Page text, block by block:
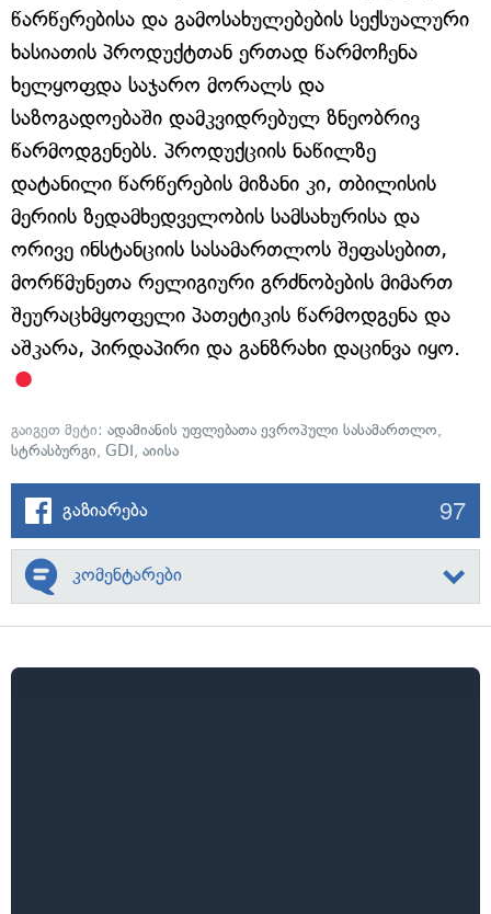
წარწერებისა და გამოსახულებების სექსუალური
ხასიათის პროდუქტთან ერთად წარმოჩენა
ხელყოფდა საჯარო მორალს და
საზოგადოებაში დამკვიდრებულ ზნეობრივ
წარმოდგენებს. პროდუქციის ნაწილზე
დატანილი წარწერების მიზანი კი, თბილისის
მერიის ზედამხედველობის სამსახურისა და
ორივე ინსტანციის სასამართლოს შეფასებით,
მორწმუნეთა რელიგიური გრძნობების მიმართ
შეურაცხმყოფელი პათეტიკის წარმოდგენა და
აშკარა, პირდაპირი და განზრახი დაცინვა იყო.
გაიგეთ მეტი: ადამიანის უფლებათა ევროპული სასამართლო,
სტრასბურგი, GDI, აიისა
გაზიარება 97
კომენტარები